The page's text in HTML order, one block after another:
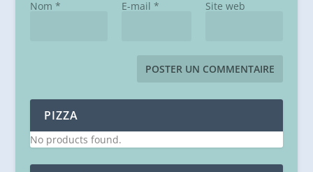
Nom * E-mail * Site web
PIZZA
No products found.